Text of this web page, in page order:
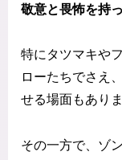
敬意と畏怖を持
特にタツマキや
ローたちでさえ
せる場面もありま
その一方で、ゾ